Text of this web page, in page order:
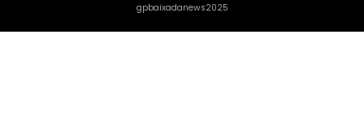
gpbaixadanews2025